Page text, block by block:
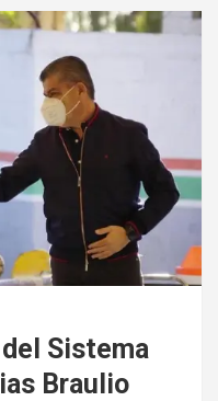
Sistema
Braulio